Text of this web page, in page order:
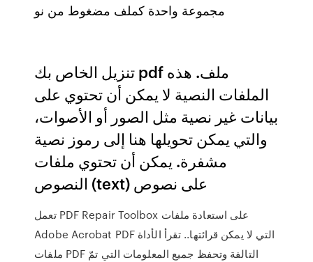
مجموعة واحدة كملف مضغوط من نو
تنزيل الخاص بك pdf ملف. هذه
الملفات النصية لا يمكن أن تحتوي على
بيانات غير نصية مثل الصور أو الأصوات،
والتي يمكن تحويلها هنا إلى رموز نصية
مشفرة. يمكن أن تحتوي ملفات
النصوص (text) على نصوص
تعمل PDF Repair Toolbox على استعادة ملفات
Adobe Acrobat PDF التي لا يمكن قرائتها.. تقرأ الأداة
ملفات PDF التالفة وتحفظ جميع المعلومات التي تمّ